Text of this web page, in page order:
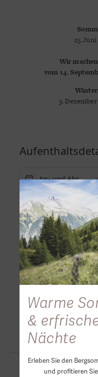
Warme
&
Nächte
Erleben Sie den
und profitieren
25.
Wir
vom 14.
3.